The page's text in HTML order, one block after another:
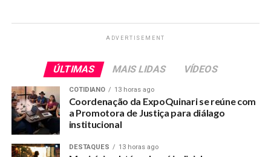
ADVERTISEMENT
ÚLTIMAS MAIS LIDAS VÍDEOS
COTIDIANO 13 horas ago
Coordenação da ExpoQuinari se reúne com
a Promotora de Justiça para diálago
institucional
DESTAQUES 13 horas ago